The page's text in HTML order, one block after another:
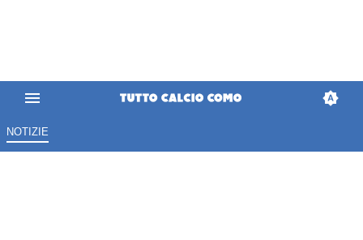
NOTIZIE